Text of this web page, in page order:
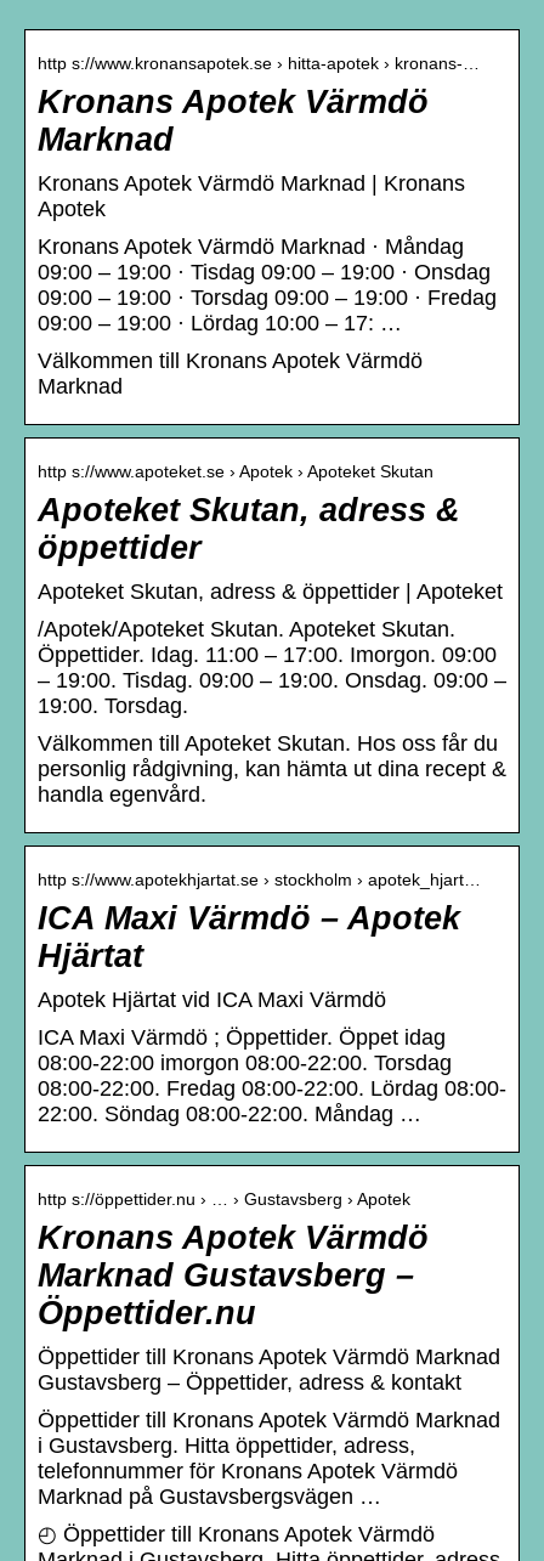
http s://www.kronansapotek.se › hitta-apotek › kronans-…
Kronans Apotek Värmdö
Marknad
Kronans Apotek Värmdö Marknad | Kronans
Apotek
Kronans Apotek Värmdö Marknad · Måndag
09:00 – 19:00 · Tisdag 09:00 – 19:00 · Onsdag
09:00 – 19:00 · Torsdag 09:00 – 19:00 · Fredag
09:00 – 19:00 · Lördag 10:00 – 17: …
Välkommen till Kronans Apotek Värmdö
Marknad
http s://www.apoteket.se › Apotek › Apoteket Skutan
Apoteket Skutan, adress &
öppettider
Apoteket Skutan, adress & öppettider | Apoteket
/Apotek/Apoteket Skutan. Apoteket Skutan.
Öppettider. Idag. 11:00 – 17:00. Imorgon. 09:00
– 19:00. Tisdag. 09:00 – 19:00. Onsdag. 09:00 –
19:00. Torsdag.
Välkommen till Apoteket Skutan. Hos oss får du
personlig rådgivning, kan hämta ut dina recept &
handla egenvård.
http s://www.apotekhjartat.se › stockholm › apotek_hjart…
ICA Maxi Värmdö – Apotek
Hjärtat
Apotek Hjärtat vid ICA Maxi Värmdö
ICA Maxi Värmdö ; Öppettider. Öppet idag
08:00-22:00 imorgon 08:00-22:00. Torsdag
08:00-22:00. Fredag 08:00-22:00. Lördag 08:00-
22:00. Söndag 08:00-22:00. Måndag …
http s://öppettider.nu › … › Gustavsberg › Apotek
Kronans Apotek Värmdö
Marknad Gustavsberg –
Öppettider.nu
Öppettider till Kronans Apotek Värmdö Marknad
Gustavsberg – Öppettider, adress & kontakt
Öppettider till Kronans Apotek Värmdö Marknad
i Gustavsberg. Hitta öppettider, adress,
telefonnummer för Kronans Apotek Värmdö
Marknad på Gustavsbergsvägen …
◴ Öppettider till Kronans Apotek Värmdö